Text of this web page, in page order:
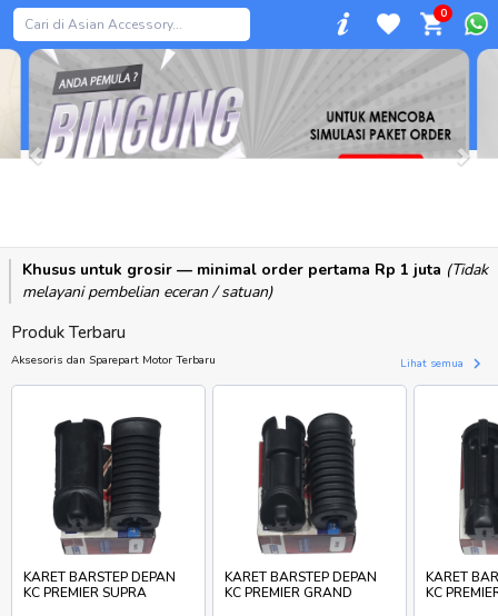
0
Previous
Khusus untuk grosir — minimal order pertama Rp 1 juta (Tidak
melayani pembelian eceran / satuan)
Produk Terbaru
Aksesoris dan Sparepart Motor Terbaru Lihat semua
KARET BARSTEP DEPAN
KC PREMIER SUPRA
KARET BARSTEP DEPAN
KC PREMIER GRAND
KARET
KC